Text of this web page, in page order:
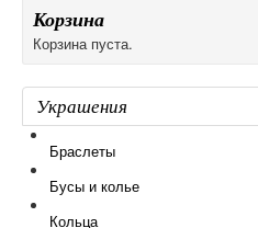
Корзина
Корзина пуста.
Украшения
Браслеты
Бусы и колье
Кольца